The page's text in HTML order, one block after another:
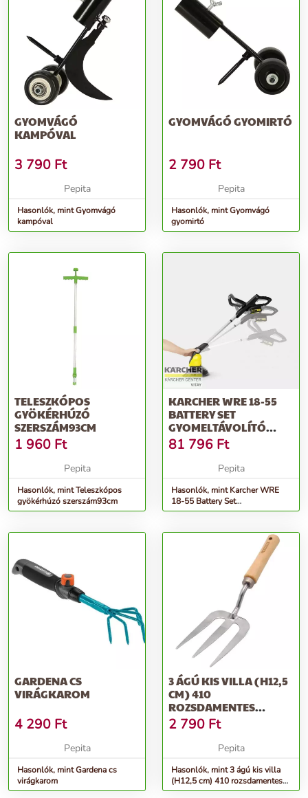
GYOMVÁGÓ
KAMPÓVAL
3 790 Ft
Pepita
Hasonlók, mint Gyomvágó
kampóval
GYOMVÁGÓ GYOMIRTÓ
2 790 Ft
Pepita
Hasonlók, mint Gyomvágó
gyomirtó
TELESZKÓPOS
GYÖKÉRHÚZÓ
SZERSZÁM93CM
1 960 Ft
Pepita
Hasonlók, mint Teleszkópos
gyökérhúzó szerszám93cm
KARCHER WRE 18-55
BATTERY SET
GYOMELTÁVOLÍTÓ
(14452450)
81 796 Ft
Pepita
Hasonlók, mint Karcher WRE
18-55 Battery Set
Gyomeltávolító (14452450)
GARDENA CS
VIRÁGKAROM
4 290 Ft
Pepita
Hasonlók, mint Gardena cs
virágkarom
3 ÁGÚ KIS VILLA (H12,5
CM) 410
ROZSDAMENTES
ACÉL,FSC FA NYÉLLEL...
2 790 Ft
Pepita
Hasonlók, mint 3 ágú kis villa
(H12,5 cm) 410 rozsdamentes
acél,FSC fa nyéllel...